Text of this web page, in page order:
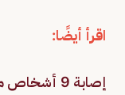
اقرأ أيضًا:
إصابة 9